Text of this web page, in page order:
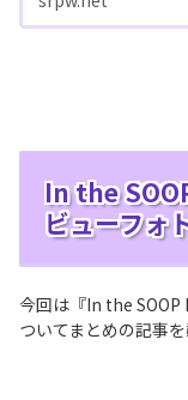
In the
ビューフォ
今回は『In the SOOP
ついてまとめの記事